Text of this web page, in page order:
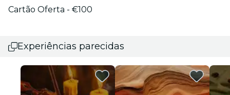
Cartão Oferta - €100
Experiências parecidas